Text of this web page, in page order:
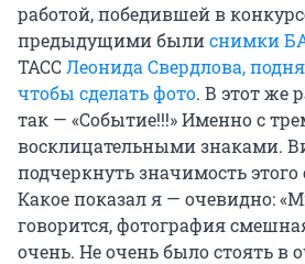
работой, победившей в
предыдущими былиснимки
ТАССЛеонида Свердлова,
чтобы сделать фото. В этот же
так — «Событие!!!» Именно с
восклицательными знаками.
подчеркнуть значимость этого
Какое показал я — очевидно:
говорится, фотография
очень. Не очень было стоять в